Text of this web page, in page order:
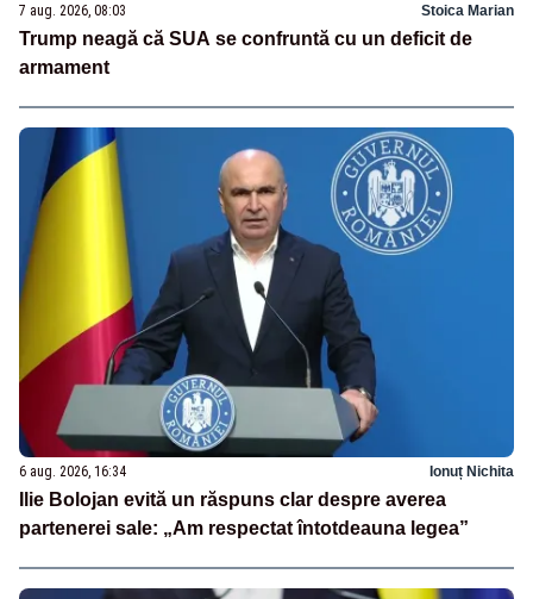
7 aug. 2026, 08:03 Stoica Marian
Trump neagă că SUA se confruntă cu un deficit de
armament
6 aug. 2026, 16:34 Ionuț Nichita
Ilie Bolojan evită un răspuns clar despre averea
partenerei sale: „Am respectat întotdeauna legea”